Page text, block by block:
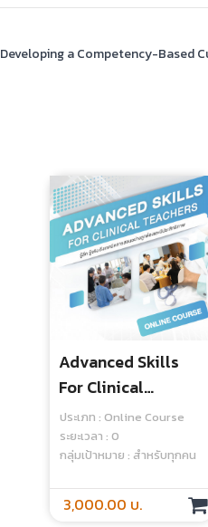
Developing a Competency-Based
Advanced Skills
For Clinical
Teachers - Online
Course
ประเภท : Online Course
ระยะเวลา : 0
กลุ่มเป้าหมาย : สำหรับทุกคน
3,000.00 บ.